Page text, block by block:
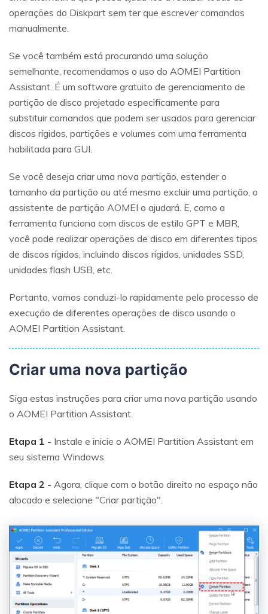
Repare suas fotos, melhore a qualidade e restaure
momentos preciosos com uma solução baseada em
Vamos lá
Teste Online
operações do Diskpart sem ter que escrever comandos
manualmente.
Se você também está procurando uma solução
semelhante, recomendamos o uso do AOMEI Partition
Assistant. É um software gratuito de gerenciamento de
partição de disco projetado especificamente para
substituir comandos que podem ser usados para gerenciar
discos rígidos, partições e volumes com uma ferramenta
habilitada para GUI.
Se você deseja criar uma nova partição, estender o
tamanho da partição ou até mesmo excluir uma partição, o
assistente de partição AOMEI o ajudará. E, como a
ferramenta funciona com discos de estilo GPT e MBR,
você pode realizar operações de disco em diferentes tipos
de discos rígidos, incluindo discos rígidos, unidades SSD,
unidades flash USB, etc.
Portanto, vamos conduzi-lo rapidamente pelo processo de
execução de diferentes operações de disco usando o
AOMEI Partition Assistant.
Criar uma nova partição
Siga estas instruções para criar uma nova partição usando
o AOMEI Partition Assistant.
Etapa 1 - Instale e inicie o AOMEI Partition Assistant em
seu sistema Windows.
Etapa 2 - Agora, clique com o botão direito no espaço não
alocado e selecione "Criar partição".